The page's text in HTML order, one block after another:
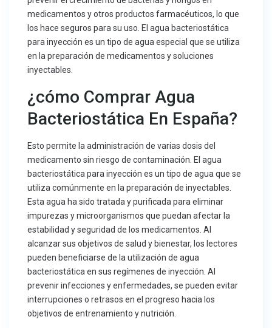
medicamentos y otros productos farmacéuticos, lo que
los hace seguros para su uso. El agua bacteriostática
para inyección es un tipo de agua especial que se utiliza
en la preparación de medicamentos y soluciones
inyectables.
¿cómo Comprar Agua
Bacteriostática En España?
Esto permite la administración de varias dosis del
medicamento sin riesgo de contaminación. El agua
bacteriostática para inyección es un tipo de agua que se
utiliza comúnmente en la preparación de inyectables.
Esta agua ha sido tratada y purificada para eliminar
impurezas y microorganismos que puedan afectar la
estabilidad y seguridad de los medicamentos. Al
alcanzar sus objetivos de salud y bienestar, los lectores
pueden beneficiarse de la utilización de agua
bacteriostática en sus regímenes de inyección. Al
prevenir infecciones y enfermedades, se pueden evitar
interrupciones o retrasos en el progreso hacia los
objetivos de entrenamiento y nutrición.